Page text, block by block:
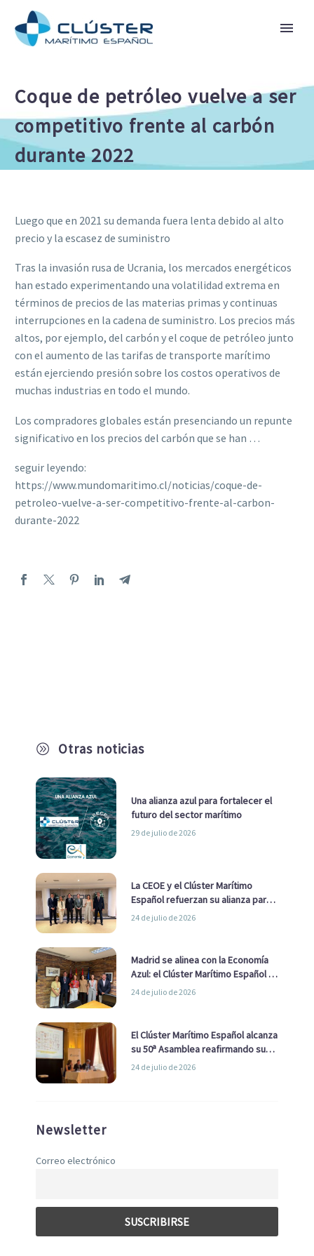
Coque de petróleo vuelve a ser
competitivo frente al carbón
durante 2022
A Otras noticias
Una alianza azul para fortalecer el
futuro del sector marítimo
29 de julio de 2026
La CEOE y el Clúster Marítimo
Español refuerzan su alianza para
impulsar una estrategia Nacional
24 de julio de 2026
Madrid se alinea con la Economía
Azul: el Clúster Marítimo Español y
la Real Liga Naval avanzan alianzas
24 de julio de 2026
El Clúster Marítimo Español alcanza
su 50ª Asamblea reafirmando su
liderazgo en la Economía Azul
24 de julio de 2026
Newsletter
Correo electrónico
Luego que en 2021 su demanda fuera lenta debido al alto
precio y la escasez de suministro
Tras la invasión rusa de Ucrania, los mercados energéticos
han estado experimentando una volatilidad extrema en
términos de precios de las materias primas y continuas
interrupciones en la cadena de suministro. Los precios más
altos, por ejemplo, del carbón y el coque de petróleo junto
con el aumento de las tarifas de transporte marítimo
están ejerciendo presión sobre los costos operativos de
muchas industrias en todo el mundo.
Los compradores globales están presenciando un repunte
significativo en los precios del carbón que se han …
seguir leyendo:
https://www.mundomaritimo.cl/noticias/coque-de-
petroleo-vuelve-a-ser-competitivo-frente-al-carbon-
durante-2022